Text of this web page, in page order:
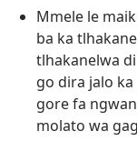
Mmele le
ba ka
tlhakanelwa
go dira jalo
gore fa
molato wa